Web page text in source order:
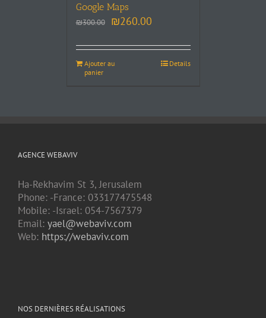
Google Maps
₪300.00 ₪260.00
Ajouter au
panier
Details
AGENCE WEBAVIV
Ha-Rekhavim St 3, Jerusalem
Phone: -France: 033177475548
Mobile: -Israel: 054-7567379
Email: yael@webaviv.com
Web: https://webaviv.com
NOS DERNIÈRES RÉALISATIONS